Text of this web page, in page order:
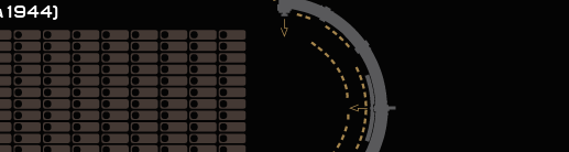
1944)